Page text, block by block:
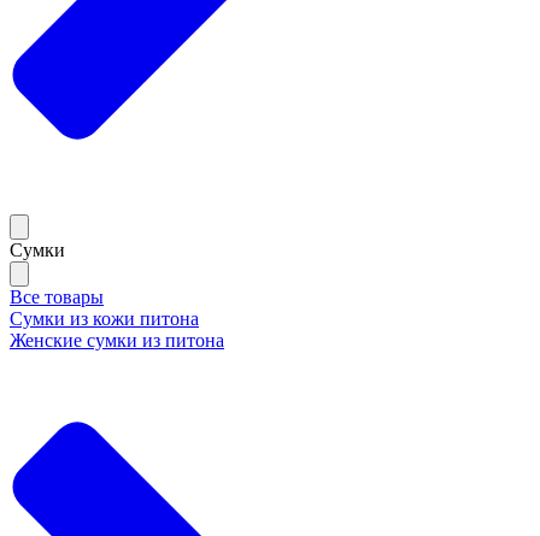
Сумки
Все товары
Сумки из кожи питона
Женские сумки из питона